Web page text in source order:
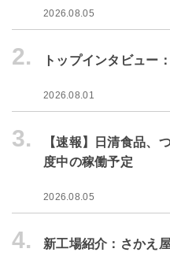
2026.08.05
2. トップインタビュー
2026.08.01
3.
【速報】日清食品
度中の稼働予定
2026.08.05
4.
新工場紹介：さかえ